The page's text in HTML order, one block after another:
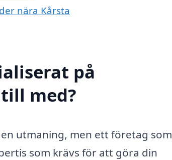
nära Kårsta
på
med?
utmaning, men ett företag som
som krävs för att göra din